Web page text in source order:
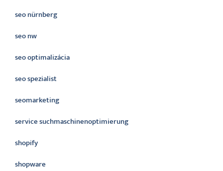
seo nürnberg
seo nw
seo optimalizácia
seo spezialist
seomarketing
service suchmaschinenoptimierung
shopify
shopware